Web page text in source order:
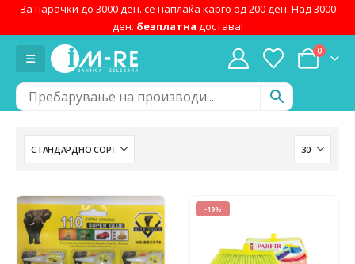
За нарачки до 3000 ден. се наплаќа карго од 200 ден. Над 3000
ден. безплатна достава!
0
-19%